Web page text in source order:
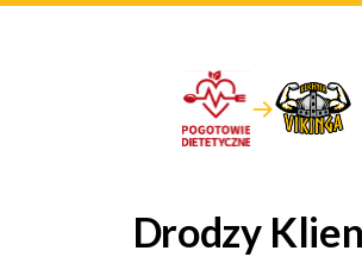
→
Drodzy